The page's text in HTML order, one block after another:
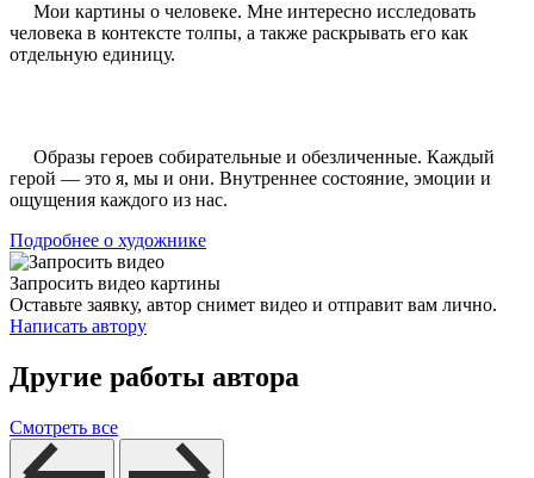
Мои картины о человеке. Мне интересно исследовать
человека в контексте толпы, а также раскрывать его как
отдельную единицу.
Образы героев собирательные и обезличенные. Каждый
герой — это я, мы и они. Внутреннее состояние, эмоции и
ощущения каждого из нас.
Подробнее о художнике
Запросить видео картины
Оставьте заявку, автор снимет видео и отправит вам лично.
Написать автору
Другие работы автора
Смотреть все